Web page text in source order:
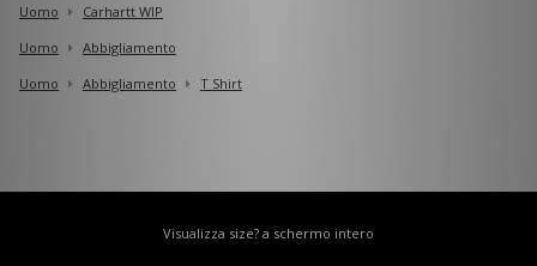
Uomo
Carhartt WIP
Uomo
Abbigliamento
Uomo
Abbigliamento T Shirt
Visualizza size? a schermo intero